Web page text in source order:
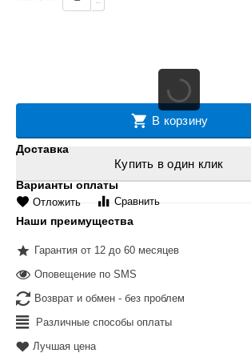
−
В корзину
Купить в один клик
Отложить Сравнить
Доставка
Варианты оплаты
Наши преимущества
Гарантия от 12 до 60 месяцев
Оповещение по SMS
Возврат и обмен - без проблем
Различные способы оплаты
Лучшая цена